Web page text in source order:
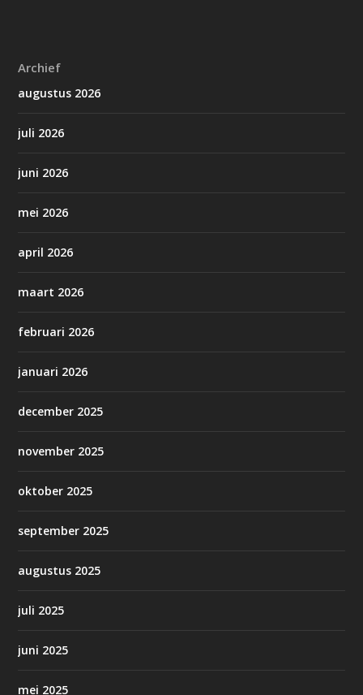
Archief
augustus 2026
juli 2026
juni 2026
mei 2026
april 2026
maart 2026
februari 2026
januari 2026
december 2025
november 2025
oktober 2025
september 2025
augustus 2025
juli 2025
juni 2025
mei 2025